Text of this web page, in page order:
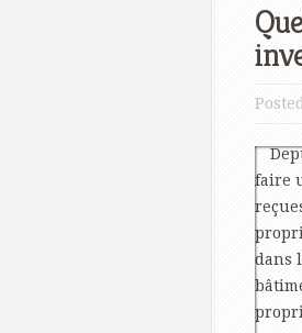
faire
dans